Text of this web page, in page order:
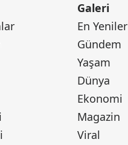
Galeri
En Yeniler
Gündem
Yaşam
Dünya
Ekonomi
Magazin
Viral